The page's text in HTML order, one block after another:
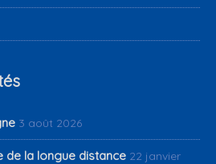
3 août 2026
de la longue distance 22 janvier